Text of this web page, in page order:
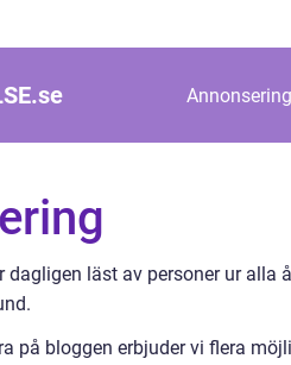
se Annonsering
dagligen läst av personer ur alla
på bloggen erbjuder vi flera